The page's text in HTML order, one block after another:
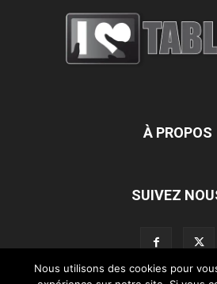
À PROPOS
SUIVEZ
Nous utilisons des cookies pour